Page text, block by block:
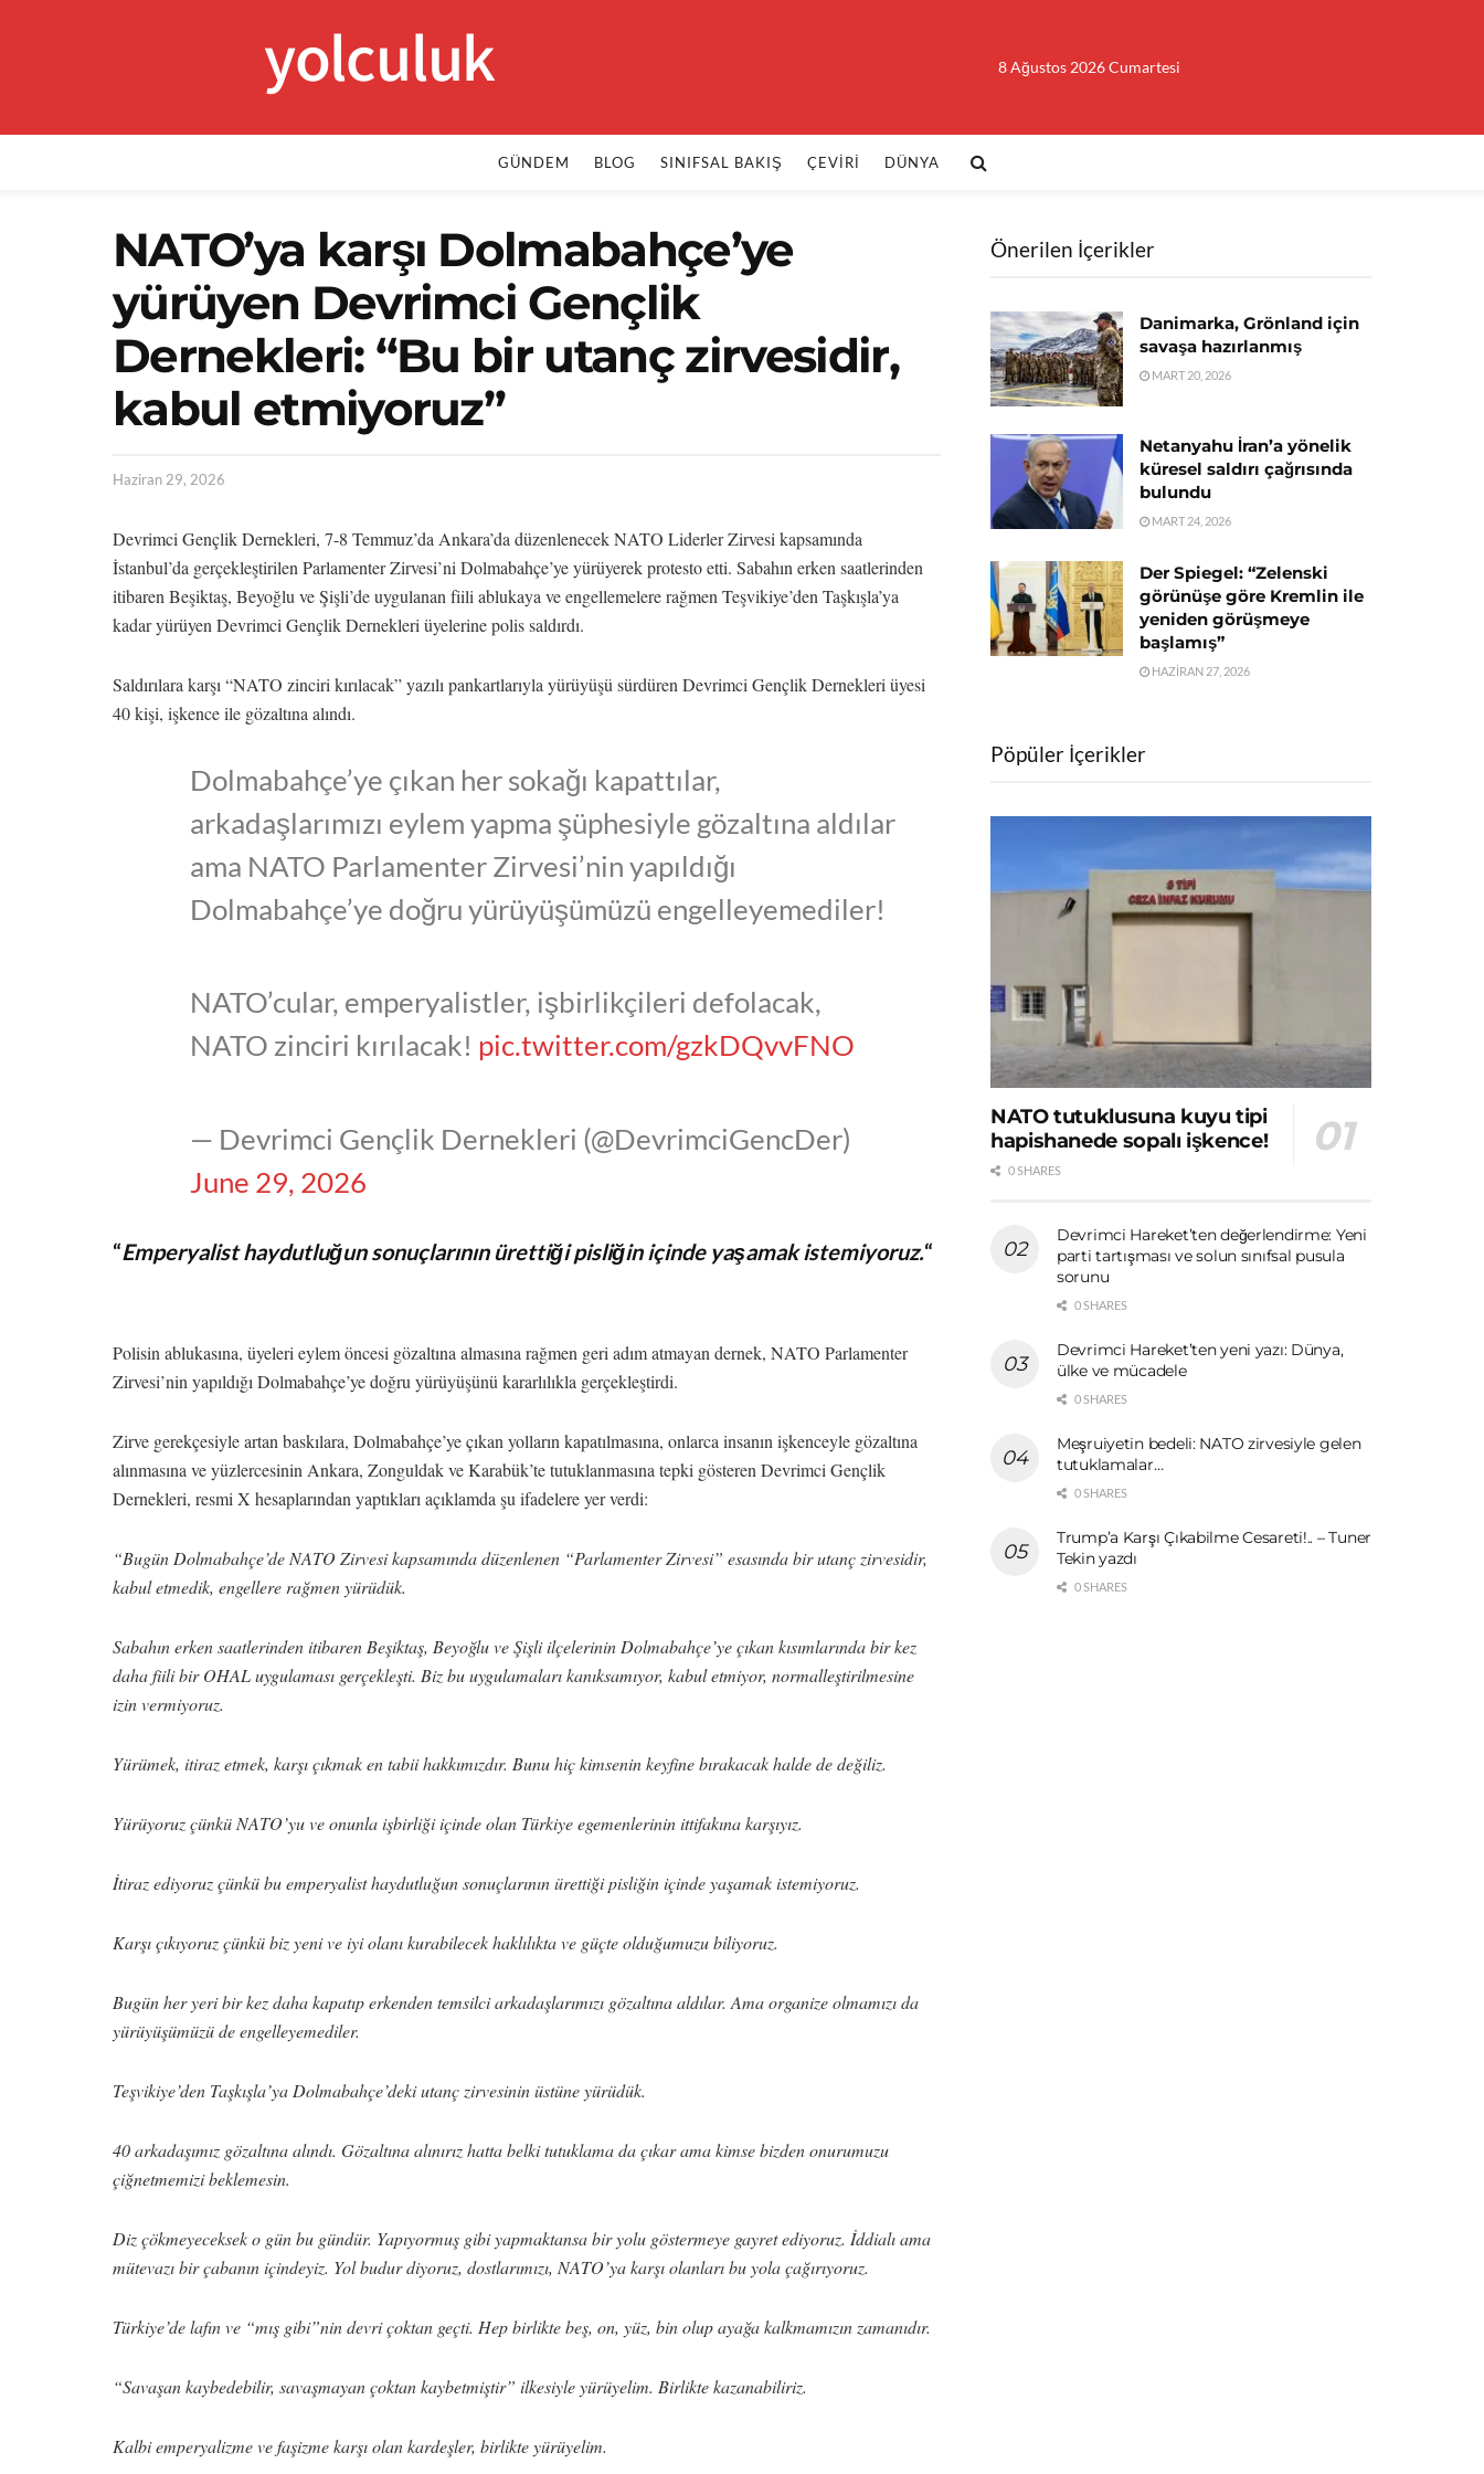
yolculuk 8 Ağustos 2026 Cumartesi
GÜNDEM BLOG SINIFSAL BAKIŞ ÇEVIRI DÜNYA
NATO’ya karşı Dolmabahçe’ye
yürüyen Devrimci Gençlik
Dernekleri: “Bu bir utanç zirvesidir,
kabul etmiyoruz”
Haziran 29, 2026
Devrimci Gençlik Dernekleri, 7-8 Temmuz’da Ankara’da düzenlenecek NATO Liderler Zirvesi kapsamında
İstanbul’da gerçekleştirilen Parlamenter Zirvesi’ni Dolmabahçe’ye yürüyerek protesto etti. Sabahın erken saatlerinden
itibaren Beşiktaş, Beyoğlu ve Şişli’de uygulanan fiili ablukaya ve engellemelere rağmen Teşvikiye’den Taşkışla’ya
kadar yürüyen Devrimci Gençlik Dernekleri üyelerine polis saldırdı.
Saldırılara karşı “NATO zinciri kırılacak” yazılı pankartlarıyla yürüyüşü sürdüren Devrimci Gençlik Dernekleri üyesi
40 kişi, işkence ile gözaltına alındı.
Dolmabahçe’ye çıkan her sokağı kapattılar,
arkadaşlarımızı eylem yapma şüphesiyle gözaltına aldılar
ama NATO Parlamenter Zirvesi’nin yapıldığı
Dolmabahçe’ye doğru yürüyüşümüzü engelleyemediler!
NATO’cular, emperyalistler, işbirlikçileri defolacak,
NATO zinciri kırılacak! pic.twitter.com/gzkDQvvFNO
— Devrimci Gençlik Dernekleri (@DevrimciGencDer)
June 29, 2026
“Emperyalisthaydutluğun sonuçlarının ürettiği pisliğin içinde yaşamak istemiyoruz.“
Polisin ablukasına, üyeleri eylem öncesi gözaltına almasına rağmen geri adım atmayan dernek, NATO Parlamenter
Zirvesi’nin yapıldığı Dolmabahçe’ye doğru yürüyüşünü kararlılıkla gerçekleştirdi.
Zirve gerekçesiyle artan baskılara, Dolmabahçe’ye çıkan yolların kapatılmasına, onlarca insanın işkenceyle gözaltına
alınmasına ve yüzlercesinin Ankara, Zonguldak ve Karabük’te tutuklanmasına tepki gösteren Devrimci Gençlik
Dernekleri, resmi X hesaplarından yaptıkları açıklamda şu ifadelere yer verdi:
“Bugün Dolmabahçe’de NATO Zirvesi kapsamında düzenlenen “Parlamenter Zirvesi” esasında bir utanç zirvesidir,
kabul etmedik, engellere rağmen yürüdük.
Sabahın erken saatlerinden itibaren Beşiktaş, Beyoğlu ve Şişli ilçelerinin Dolmabahçe’ye çıkan kısımlarında bir kez
daha fiili bir OHAL uygulaması gerçekleşti. Biz bu uygulamaları kanıksamıyor, kabul etmiyor, normalleştirilmesine
izin vermiyoruz.
Yürümek, itiraz etmek, karşı çıkmak en tabii hakkımızdır. Bunu hiç kimsenin keyfine bırakacak halde de değiliz.
Yürüyoruz çünkü NATO’yu ve onunla işbirliği içinde olan Türkiye egemenlerinin ittifakına karşıyız.
İtiraz ediyoruz çünkü bu emperyalist haydutluğun sonuçlarının ürettiği pisliğin içinde yaşamak istemiyoruz.
Karşı çıkıyoruz çünkü biz yeni ve iyi olanı kurabilecek haklılıkta ve güçte olduğumuzu biliyoruz.
Bugün her yeri bir kez daha kapatıp erkenden temsilci arkadaşlarımızı gözaltına aldılar. Ama organize olmamızı da
yürüyüşümüzü de engelleyemediler.
Teşvikiye’den Taşkışla’ya Dolmabahçe’deki utanç zirvesinin üstüne yürüdük.
40 arkadaşımız gözaltına alındı. Gözaltına alınırız hatta belki tutuklama da çıkar ama kimse bizden onurumuzu
çiğnetmemizi beklemesin.
Diz çökmeyeceksek o gün bu gündür. Yapıyormuş gibi yapmaktansa bir yolu göstermeye gayret ediyoruz. İddialı ama
mütevazı bir çabanın içindeyiz. Yol budur diyoruz, dostlarımızı, NATO’ya karşı olanları bu yola çağırıyoruz.
Türkiye’de lafın ve “mış gibi”nin devri çoktan geçti. Hep birlikte beş, on, yüz, bin olup ayağa kalkmamızın zamanıdır.
“Savaşan kaybedebilir, savaşmayan çoktan kaybetmiştir” ilkesiyle yürüyelim. Birlikte kazanabiliriz.
Kalbi emperyalizme ve faşizme karşı olan kardeşler, birlikte yürüyelim.
Önerilen İçerikler
Danimarka, Grönland için
savaşa hazırlanmış
MART 20, 2026
Netanyahu İran’a yönelik
küresel saldırı çağrısında
bulundu
MART 24, 2026
Der Spiegel: “Zelenski
görünüşe göre Kremlin ile
yeniden görüşmeye
başlamış”
HAZIRAN 27, 2026
Pöpüler İçerikler
NATO tutuklusuna kuyu tipi
hapishanede sopalı işkence!
0 SHARES
Devrimci Hareket’ten değerlendirme: Yeni
parti tartışması ve solun sınıfsal pusula
sorunu
0 SHARES
Devrimci Hareket’ten yeni yazı: Dünya,
ülke ve mücadele
0 SHARES
Meşruiyetin bedeli: NATO zirvesiyle gelen
tutuklamalar…
0 SHARES
Trump’a Karşı Çıkabilme Cesareti!.. – Tuner
Tekin yazdı
0 SHARES